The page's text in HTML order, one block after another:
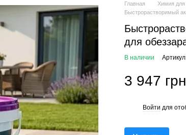
Главная Химия для
Быстрорастворимый
для
В наличии
3 947 грн
Войти для